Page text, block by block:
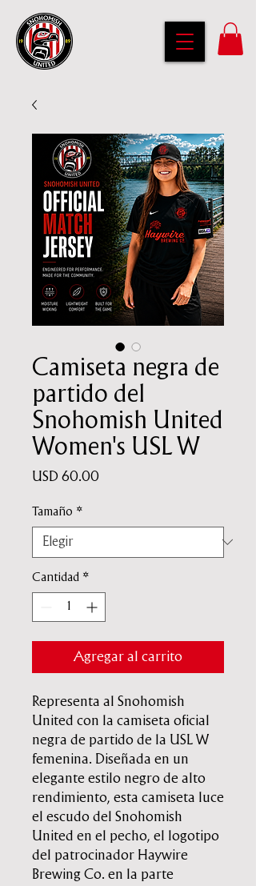
Camiseta negra de
partido del
Snohomish United
Women's USL W
USD 60.00Precio
Tamaño *
Cantidad *
Agregar al carrito
Representa al Snohomish
United con la camiseta oficial
negra de partido de la USL W
femenina. Diseñada en un
elegante estilo negro de alto
rendimiento, esta camiseta luce
el escudo del Snohomish
United en el pecho, el logotipo
del patrocinador Haywire
Brewing Co. en la parte